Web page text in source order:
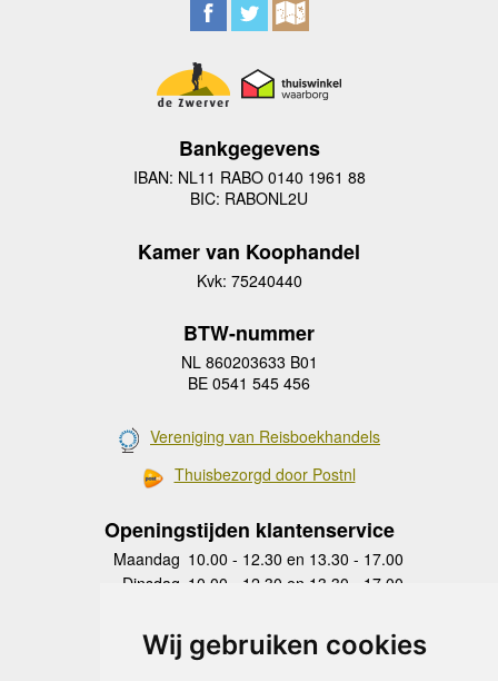
Wij gebruiken cookies
Bankgegevens
IBAN: NL11 RABO 0140 1961 88
BIC: RABONL2U
Kamer van Koophandel
Kvk: 75240440
BTW-nummer
NL 860203633 B01
BE 0541 545 456
Vereniging van Reisboekhandels
Thuisbezorgd door Postnl
Openingstijden klantenservice
Maandag 10.00 - 12.30 en 13.30 - 17.00
Dinsdag 10.00 - 12.30 en 13.30 - 17.00
Donderdag
10.00 - 12.30 en 13.30 - 17.00
Vrijdag 10.00 - 12.30 en 13.30 - 17.00